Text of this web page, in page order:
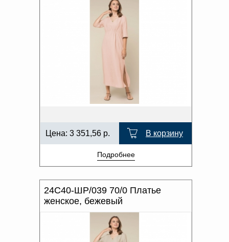
Цена: 3 351,56 р. В корзину
Подробнее
24С40-ШР/039 70/0 Платье
женское, бежевый